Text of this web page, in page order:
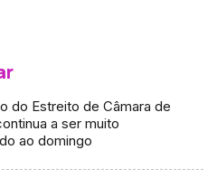
do Estreito de Câmara de
a ser muito
ao domingo